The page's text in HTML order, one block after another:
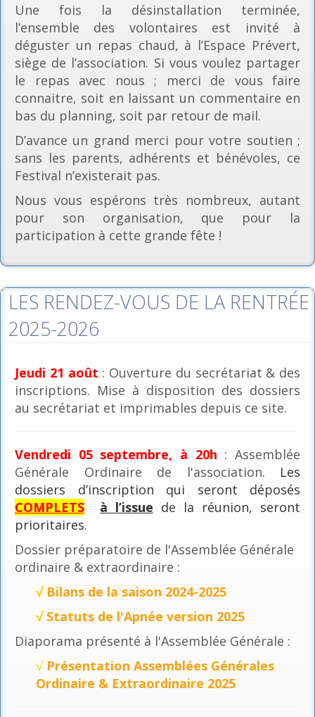
Une fois la désinstallation terminée,
l’ensemble des volontaires est invité à
déguster un repas chaud, à l’Espace Prévert,
siège de l’association. Si vous voulez partager
le repas avec nous ; merci de vous faire
connaitre, soit en laissant un commentaire en
bas du planning, soit par retour de mail.
D’avance un grand merci pour votre soutien ;
sans les parents, adhérents et bénévoles, ce
Festival n’existerait pas.
Nous vous espérons très nombreux, autant
pour son organisation, que pour la
participation à cette grande fête !
LES RENDEZ-VOUS DE LA RENTRÉE
2025-2026
Jeudi 21 août : Ouverture du secrétariat & des
inscriptions. Mise à disposition des dossiers
au secrétariat et imprimables depuis ce site.
Vendredi 05 septembre, à 20h : Assemblée
Générale Ordinaire de l'association. Les
dossiers d’inscription qui seront déposés
COMPLETS
à l’issue de la réunion, seront
prioritaires.
Dossier préparatoire de l'Assemblée Générale
ordinaire & extraordinaire :
√ Bilans de la saison 2024-2025
√ Statuts de l'Apnée version 2025
Diaporama présenté à l'Assemblée Générale :
√ Présentation Assemblées Générales
Ordinaire & Extraordinaire 2025